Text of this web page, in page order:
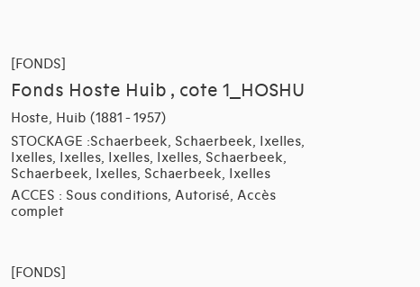
[FONDS]
Fonds Hoste Huib , cote 1_HOSHU
Hoste, Huib (1881 - 1957)
STOCKAGE :Schaerbeek, Schaerbeek, Ixelles,
Ixelles, Ixelles, Ixelles, Ixelles, Schaerbeek,
Schaerbeek, Ixelles, Schaerbeek, Ixelles
ACCES : Sous conditions, Autorisé, Accès
complet
[FONDS]